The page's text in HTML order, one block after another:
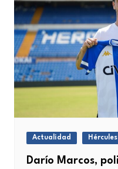
Actualidad Hércules
Darío Marcos,